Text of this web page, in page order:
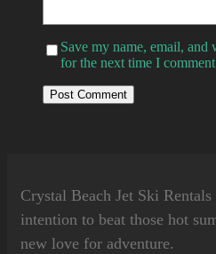
Save my name, email, and
for the next time I
Crystal Beach Jet Ski Rentals
intention to beat those hot
new love for adventure.